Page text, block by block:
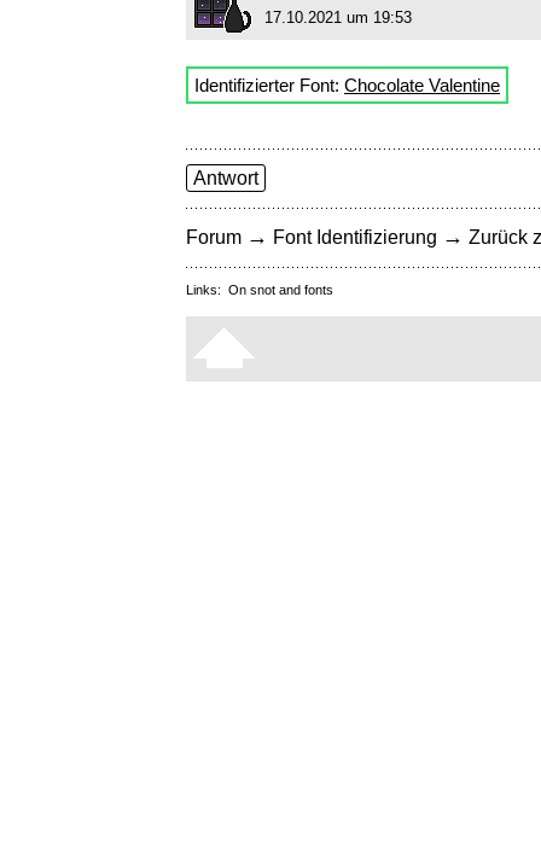
17.10.2021 um 19:53
Identifizierter Font: Chocolate Valentine
Antwort
Forum → Font Identifizierung → Zurück
Links: On snot and fonts